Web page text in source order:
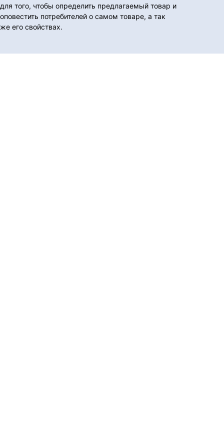
для того, чтобы определить предлагаемый товар и
оповестить потребителей о самом товаре, а так
же его свойствах.